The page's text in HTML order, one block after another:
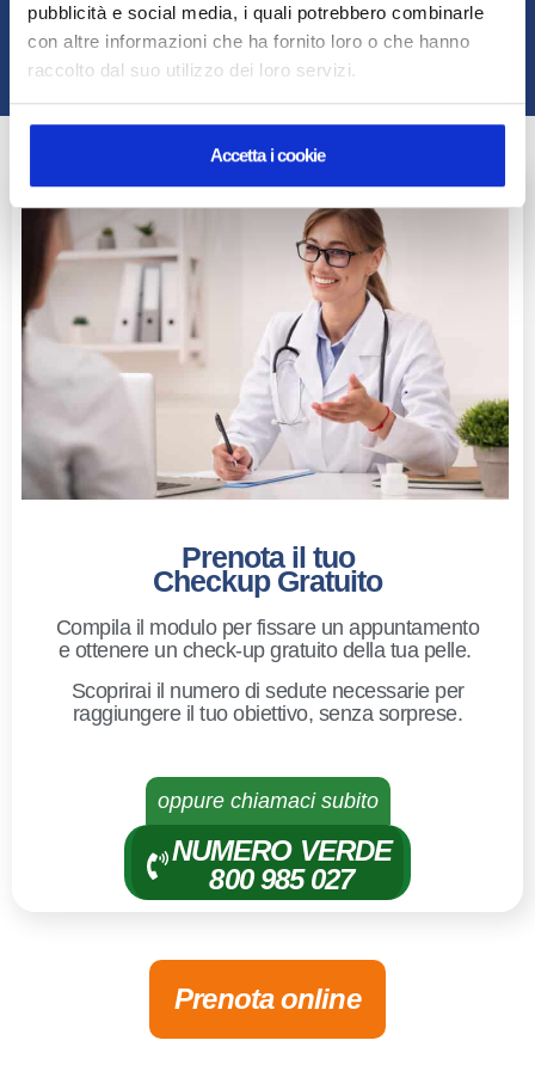
pubblicità e social media, i quali potrebbero combinarle
con altre informazioni che ha fornito loro o che hanno
raccolto dal suo utilizzo dei loro servizi.
Accetta i cookie
Prenota il tuo Chekup gratuito
Prenota il tuo
Checkup Gratuito
Compila il modulo per fissare un appuntamento
e ottenere un check-up gratuito della tua pelle.
Scoprirai il numero di sedute necessarie per
raggiungere il tuo obiettivo, senza sorprese.
oppure chiamaci subito
NUMERO VERDE
800 985 027
Prenota online